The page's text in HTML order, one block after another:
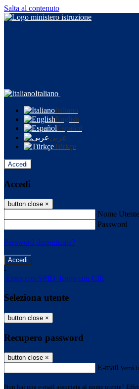
Salta al contenuto
Italiano
Italiano
English
Español
عربى
Türkçe
Accedi
Accedi
button close ×
Nome Utente
Password
Password dimenticata?
-
Entra con SPID Entra con CIE
Seleziona utente
button close ×
Recupero password
button close ×
E-mail Verrà
Non hai una e-mail associata al nome utente?